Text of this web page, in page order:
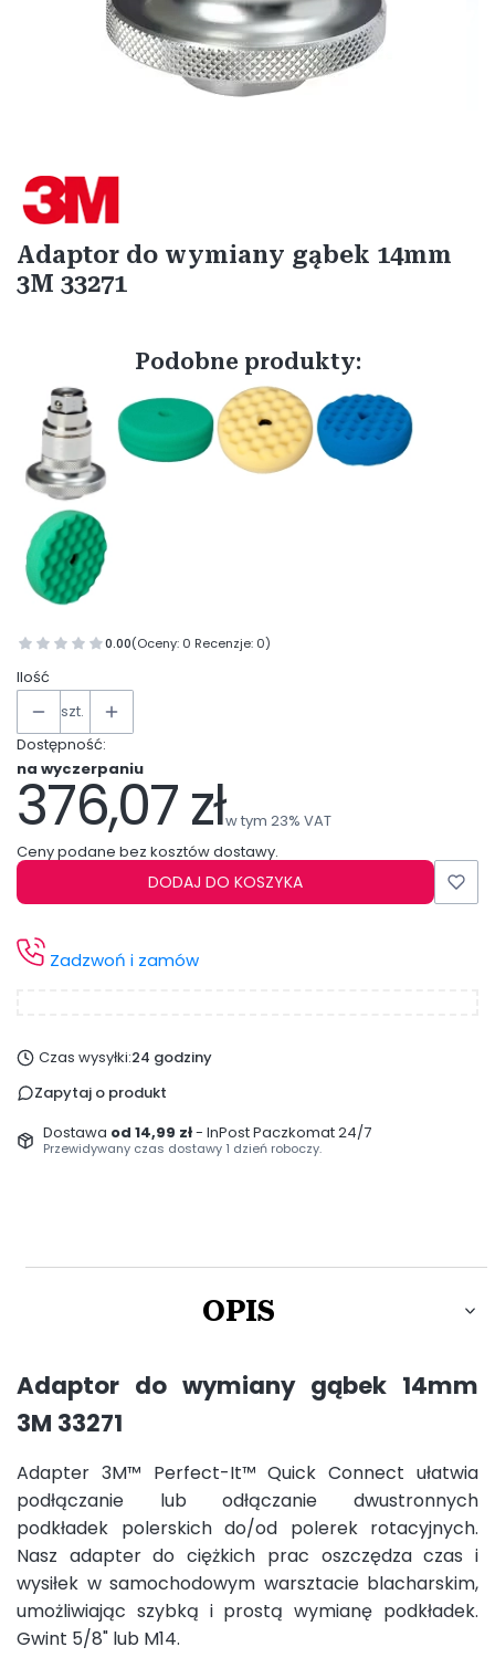
Etykiety
Adaptor do wymiany gąbek 14mm
3M 33271
Podobne produkty:
0.00(Oceny: 0 Recenzje: 0)
Ilość
szt.
Dostępność:
na wyczerpaniu
Cena
376,07 złw tym 23% VAT
w tym 23% VAT
Ceny podane bez kosztów dostawy.
DODAJ DO KOSZYKA
Zadzwoń i zamów
Czas wysyłki:24 godziny
Zapytaj o produkt
Dostawa od 14,99 zł- InPost Paczkomat 24/7
Przewidywany czas dostawy 1 dzień roboczy.
OPIS
Adaptor do wymiany gąbek 14mm
3M 33271
Adapter 3M™ Perfect-It™ Quick Connect ułatwia
podłączanie lub odłączanie dwustronnych
podkładek polerskich do/od polerek rotacyjnych.
Nasz adapter do ciężkich prac oszczędza czas i
wysiłek w samochodowym warsztacie blacharskim,
umożliwiając szybką i prostą wymianę podkładek.
Gwint 5/8" lub M14.